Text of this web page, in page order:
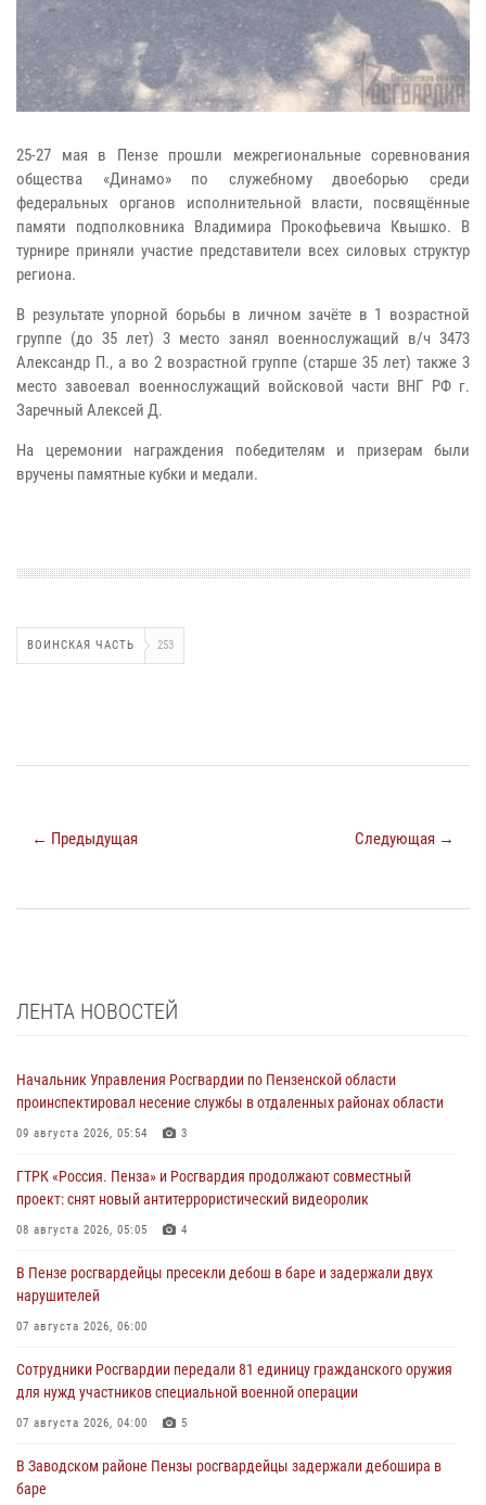
25-27 мая в Пензе прошли межрегиональные соревнования
общества «Динамо» по служебному двоеборью среди
федеральных органов исполнительной власти, посвящённые
памяти подполковника Владимира Прокофьевича Квышко. В
турнире приняли участие представители всех силовых структур
региона.
В результате упорной борьбы в личном зачёте в 1 возрастной
группе (до 35 лет) 3 место занял военнослужащий в/ч 3473
Александр П., а во 2 возрастной группе (старше 35 лет) также 3
место завоевал военнослужащий войсковой части ВНГ РФ г.
Заречный Алексей Д.
На церемонии награждения победителям и призерам были
вручены памятные кубки и медали.
ВОИНСКАЯ ЧАСТЬ 253
← Предыдущая Следующая →
ЛЕНТА НОВОСТЕЙ
Начальник Управления Росгвардии по Пензенской области
проинспектировал несение службы в отдаленных районах области
09 августа 2026, 05:54 3
ГТРК «Россия. Пенза» и Росгвардия продолжают совместный
проект: снят новый антитеррористический видеоролик
08 августа 2026, 05:05 4
В Пензе росгвардейцы пресекли дебош в баре и задержали двух
нарушителей
07 августа 2026, 06:00
Сотрудники Росгвардии передали 81 единицу гражданского оружия
для нужд участников специальной военной операции
07 августа 2026, 04:00 5
В Заводском районе Пензы росгвардейцы задержали дебошира в
баре